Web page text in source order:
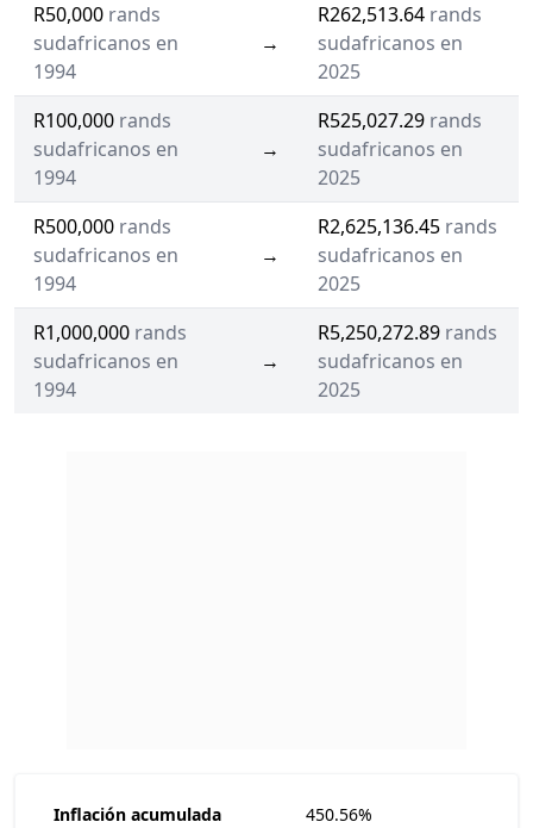
R50,000 rands
sudafricanos en
1994
→
R262,513.64 rands
sudafricanos en
2025
R100,000 rands
sudafricanos en
1994
→
R525,027.29 rands
sudafricanos en
2025
R500,000 rands
sudafricanos en
1994
→
R2,625,136.45 rands
sudafricanos en
2025
R1,000,000 rands
sudafricanos en
1994
→
R5,250,272.89 rands
sudafricanos en
2025
Inflación acumulada 450.56%